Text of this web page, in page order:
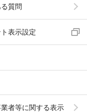
質問
表示設定
者等に関する表示